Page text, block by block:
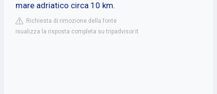
mare adriatico circa 10 km.
Richiesta di rimozione della fonte
isualizza la risposta completa su tripadvisor.it